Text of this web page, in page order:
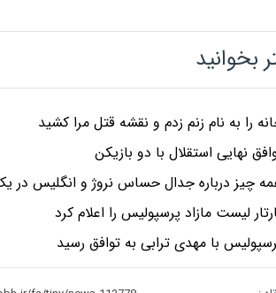
بخوانید
را به نام زنم زدم و نقشه قتل مرا کشید
نهایی استقلال با دو بازیکن
چیز درباره جدال حساس نروژ و انگلیس در
لیست مازاد پرسپولیس را اعلام کرد
با مهدی ترابی به توافق رسید